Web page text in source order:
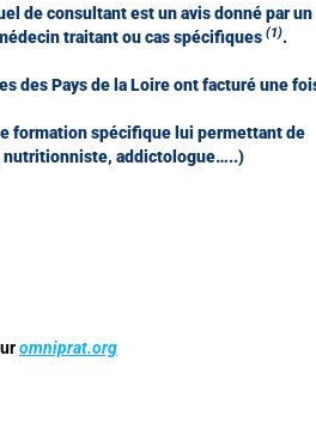
de consultant est un avis donné par un
traitant ou cas spécifiques (1).
des Pays de la Loire ont facturé une
formation spécifique lui permettant de
nutritionniste, addictologue…..)
omniprat.org